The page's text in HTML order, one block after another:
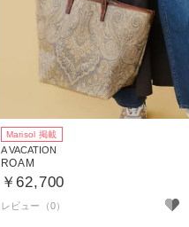
Marisol 掲載
A VACATION
ROAM
￥62,700